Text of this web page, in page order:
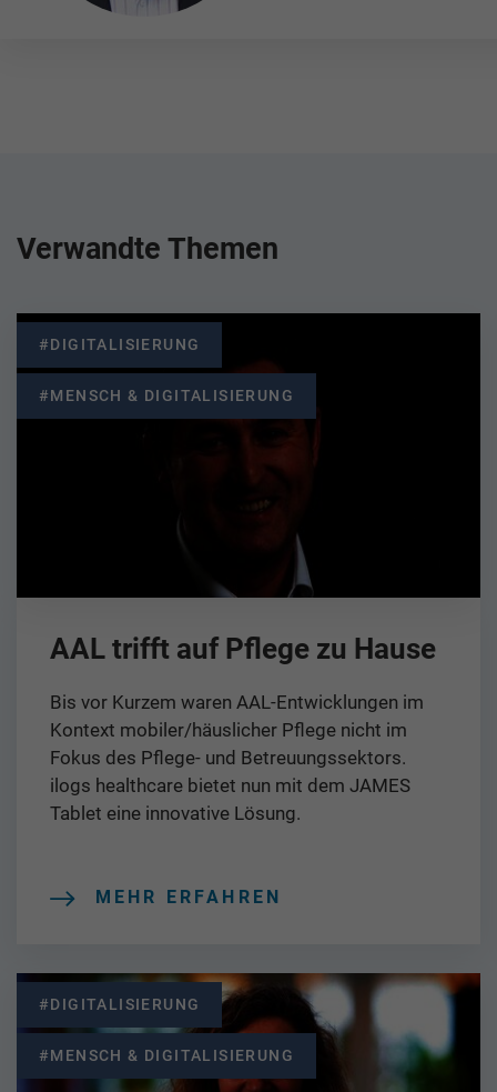
Verwandte Themen
#DIGITALISIERUNG
#MENSCH & DIGITALISIERUNG
AAL trifft auf Pflege zu Hause
Bis vor Kurzem waren AAL-Entwicklungen im
Kontext mobiler/häuslicher Pflege nicht im
Fokus des Pflege- und Betreuungssektors.
ilogs healthcare bietet nun mit dem JAMES
Tablet eine innovative Lösung.
MEHR ERFAHREN
#DIGITALISIERUNG
#MENSCH & DIGITALISIERUNG